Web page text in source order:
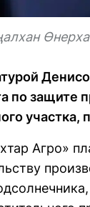
по защите
участка,
Агро»